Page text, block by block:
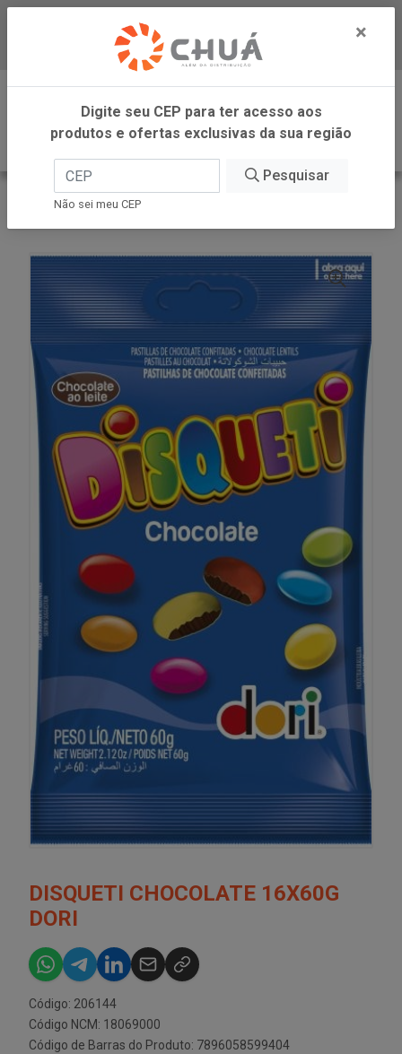
Baixe já nosso APP
0
INÍCIO
DORI -SM
DISQUETI CHOCOLATE 16X60G
DORI
Código: 206144
Código NCM: 18069000
Código de Barras do Produto: 7896058599404
×
Digite seu CEP para ter acesso aos
produtos e ofertas exclusivas da sua região
Pesquisar
Não sei meu CEP